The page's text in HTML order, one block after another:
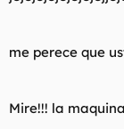
son los
existen
me perece que
Mire!!! la